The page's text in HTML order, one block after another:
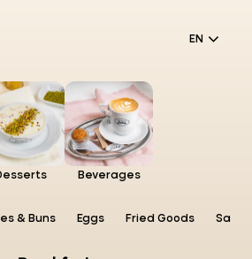
EN
Beverages
& Buns Eggs Fried Goods